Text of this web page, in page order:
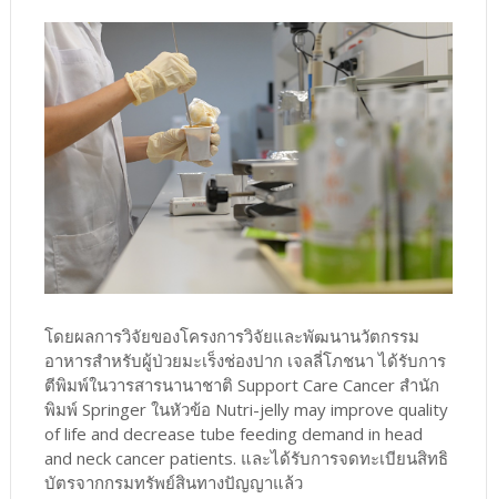
โดยผลการวิจัยของโครงการวิจัยและพัฒนานวัตกรรม
อาหารสำหรับผู้ป่วยมะเร็งช่องปาก เจลลี่โภชนา ได้รับการ
ตีพิมพ์ในวารสารนานาชาติ Support Care Cancer สำนัก
พิมพ์ Springer ในหัวข้อ Nutri-jelly may improve quality
of life and decrease tube feeding demand in head
and neck cancer patients. และได้รับการจดทะเบียนสิทธิ
บัตรจากกรมทรัพย์สินทางปัญญาแล้ว